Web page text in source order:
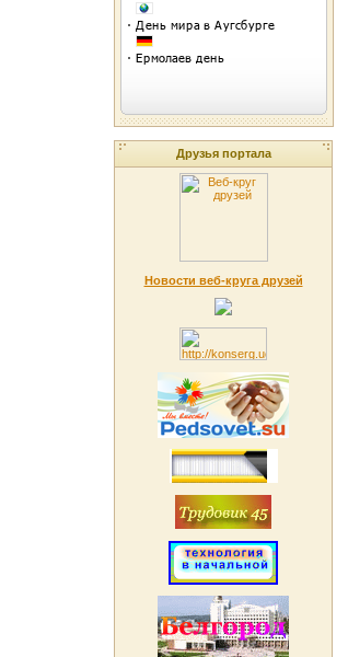
Друзья портала
Новости веб-круга друзей